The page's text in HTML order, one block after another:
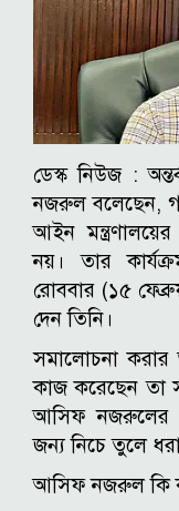
ডেস্ক নিউজ :
নজরুল বলেছেন, গত
আইন
নয়। তার
রোববার (১৫
দেন তিনি।
সমালোচনা করার
কাজ করেছেন তা
আসিফ নজরুলের
জন্য নিচে তুলে
আসিফ নজরুল কি